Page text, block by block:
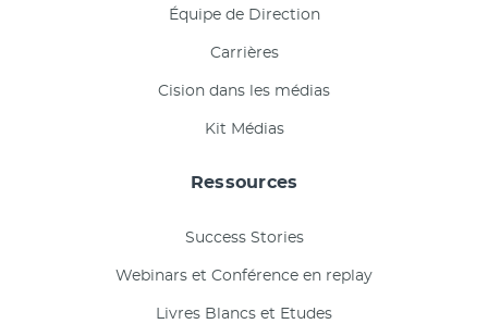
Équipe de Direction
Carrières
Cision dans les médias
Kit Médias
Ressources
Success Stories
Webinars et Conférence en replay
Livres Blancs et Etudes